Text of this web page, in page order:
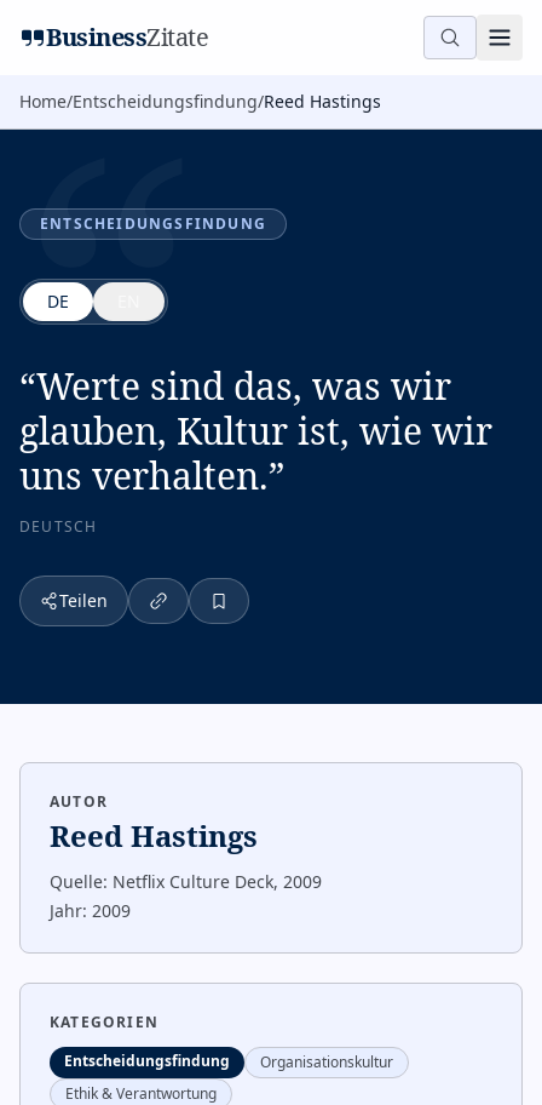
BusinessZitate
Home/Entscheidungsfindung/Reed Hastings
“
ENTSCHEIDUNGSFINDUNG
DE
“Werte sind das, was wir
glauben, Kultur ist, wie wir
uns verhalten.”
DEUTSCH
Teilen
AUTOR
Reed Hastings
Quelle: Netflix Culture Deck, 2009
Jahr: 2009
KATEGORIEN
Entscheidungsfindung
Organisationskultur
Ethik & Verantwortung